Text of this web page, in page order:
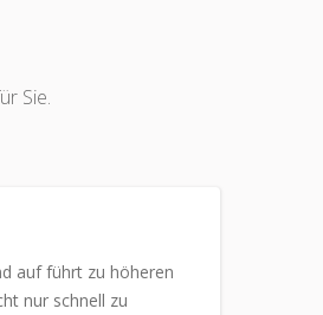
Sie.
auf führt zu höheren
nur schnell zu